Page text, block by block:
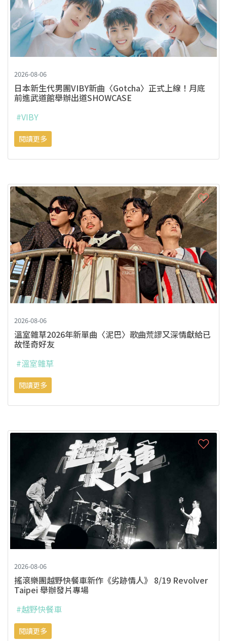
2026-08-06
日本新生代男團VIBY新曲〈Gotcha〉正式上線！月底
前進武道館舉辦出道SHOWCASE
#VIBY
閱讀更多
2026-08-06
溫室雜草2026年新單曲〈泥巴〉歌曲荒謬又深情獻給已
故怪奇好友
#溫室雜草
閱讀更多
2026-08-06
搖滾樂團越野快餐車新作《劣跡情人》 8/19 Revolver
Taipei 舉辦發片專場
#越野快餐車
閱讀更多